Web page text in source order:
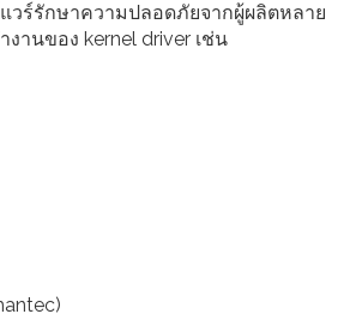
วร์รักษาความปลอดภัยจากผู้ผลิตหลาย
งานของ kernel driver เช่น